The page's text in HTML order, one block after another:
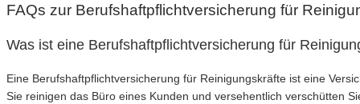
FAQs zur Berufshaftpflichtversicherung für
Was ist eine Berufshaftpflichtversicherung für
Eine Berufshaftpflichtversicherung für Reinigungskräfte ist eine
Sie reinigen das Büro eines Kunden und versehentlich verschütten